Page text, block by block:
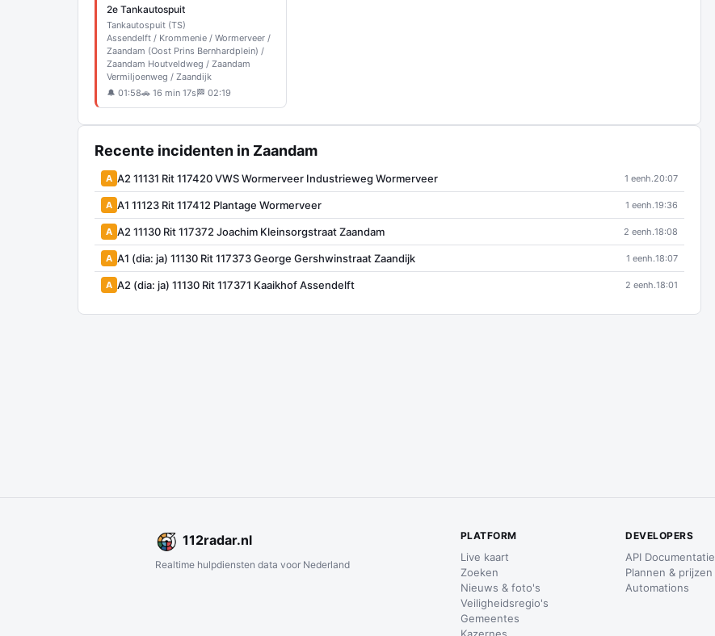
2e Tankautospuit
Tankautospuit (TS)
Assendelft / Krommenie / Wormerveer /
Zaandam (Oost Prins Bernhardplein) /
Zaandam Houtveldweg / Zaandam
Vermiljoenweg / Zaandijk
🔔 01:58🚗 16 min 17s 🏁 02:19
Recente incidenten in Zaandam
A A2 11131 Rit 117420 VWS Wormerveer Industrieweg Wormerveer 1 eenh.20:07
A A1 11123 Rit 117412 Plantage Wormerveer 1 eenh.19:36
A A2 11130 Rit 117372 Joachim Kleinsorgstraat Zaandam 2 eenh.18:08
A A1 (dia: ja) 11130 Rit 117373 George Gershwinstraat Zaandijk 1 eenh.18:07
A A2 (dia: ja) 11130 Rit 117371 Kaaikhof Assendelft 2 eenh.18:01
112radar.nl
Realtime hulpdiensten data voor Nederland
PLATFORM
Live kaart
Zoeken
Nieuws & foto's
Veiligheidsregio's
Gemeentes
DEVELOPERS
API Documentatie
Plannen & prijzen
Automations